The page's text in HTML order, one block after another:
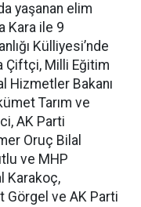
yaşanan elim
Kara ile 9
Külliyesi’nde
Çiftçi, Milli Eğitim
Hizmetler Bakanı
Tarım ve
AK Parti
Oruç Bilal
ve MHP
Karakoç,
Görgel ve AK Parti